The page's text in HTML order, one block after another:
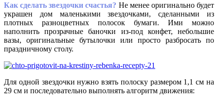
Как сделать звездочки счастья? Не менее оригинально будет
украшен дом маленькими звездочками, сделанными из
плотных разноцветных полосок бумаги. Ими можно
наполнить прозрачные баночки из-под конфет, небольшие
вазы, оригинальные бутылочки или просто разбросать по
праздничному столу.
Для одной звездочки нужно взять полоску размером 1,1 см на
29 см и последовательно выполнять алгоритм движения: